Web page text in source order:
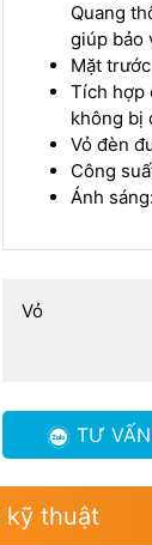
Quang
giúp bảo
Mặt
Tích hợp
không bị
Vỏ đèn
Công
Ánh
Vỏ
TƯ
kỹ thuật